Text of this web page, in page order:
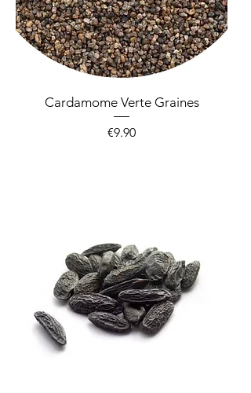
Cardamome Verte Graines
Price
€9.90